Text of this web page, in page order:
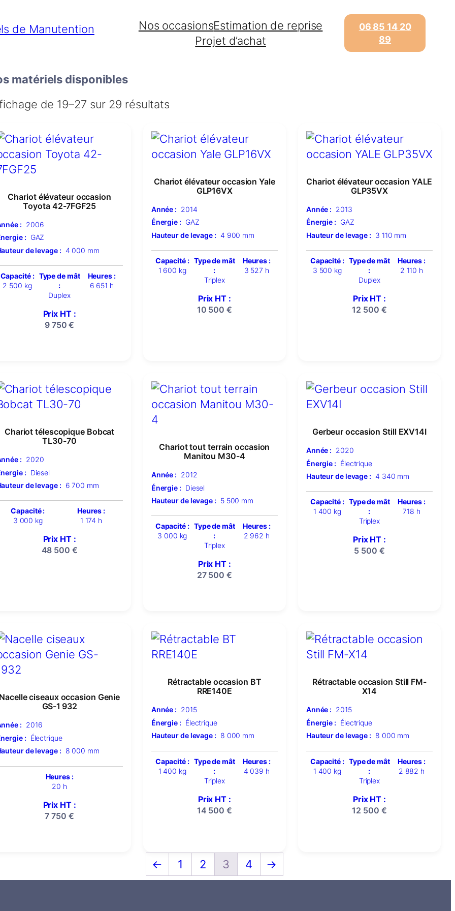
Nos occasionsEstimation de reprise
Projet d’achat
06 85 14 20
89
matériels disponibles
de 19–27 sur 29 résultats
Chariot élévateur occasion
Toyota 42-7FGF25
: 2006
: GAZ
de levage : 4 000 mm
Capacité :
2 500 kg
Type de mât
:
Duplex
Heures :
6 651 h
Prix HT :
9 750€
Chariot élévateur occasion Yale
GLP16VX
Année : 2014
Énergie : GAZ
Hauteur de levage : 4 900 mm
Capacité :
1 600 kg
Type de mât
:
Triplex
Heures :
3 527 h
Prix HT :
10 500 €
Chariot élévateur occasion YALE
GLP35VX
Année : 2013
Énergie : GAZ
Hauteur de levage : 3 110 mm
Capacité :
3 500 kg
Type de mât
:
Duplex
Heures :
2 110 h
Prix HT :
12 500 €
Chariot télescopique Bobcat
TL30-70
: 2020
: Diesel
de levage : 6 700 mm
Capacité :
3 000 kg
Heures :
1 174 h
Prix HT :
48 500 €
Chariot tout terrain occasion
Manitou M30-4
Année : 2012
Énergie : Diesel
Hauteur de levage : 5 500 mm
Capacité :
3 000 kg
Type de mât
:
Triplex
Heures :
2 962 h
Prix HT :
27 500 €
Gerbeur occasion Still EXV14I
Année : 2020
Énergie : Électrique
Hauteur de levage : 4 340 mm
Capacité :
1 400 kg
Type de mât
:
Triplex
Heures :
718 h
Prix HT :
5 500 €
Nacelle ciseaux occasion Genie
GS-1 932
: 2016
: Électrique
de levage : 8 000 mm
Heures :
20 h
Prix HT :
7 750 €
Rétractable occasion BT
RRE140E
Année : 2015
Énergie : Électrique
Hauteur de levage : 8 000 mm
Capacité :
1 400 kg
Type de mât
:
Triplex
Heures :
4 039 h
Prix HT :
14 500 €
Rétractable occasion Still FM-
X14
Année : 2015
Énergie : Électrique
Hauteur de levage : 8 000 mm
Capacité :
1 400 kg
Type de mât
:
Triplex
Heures :
2 882 h
Prix HT :
12 500 €
← 1 2 3 4 →